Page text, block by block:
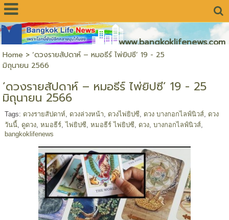
www.bangkoklifenews.com
Home > ‘ดวงรายสัปดาห์ – หมอธีร์ ไพ่ยิปซี’ 19 - 25
มิถุนายน 2566
‘ดวงรายสัปดาห์ – หมอธีร์ ไพ่ยิปซี’ 19 - 25
มิถุนายน 2566
Tags: ดวงรายสัปดาห์ ดวงล่วงหน้า ดวงไพ่ยิปซี ดวง บางกอกไลฟ์นิวส์, ดวง
วันนี้, ดูดวง, หมอธีร์,ไพ่ยิปซี หมอธีร์ ไพ่ยิปซี ดวง, บางกอกไลฟ์นิวส์,
bangkoklifenews